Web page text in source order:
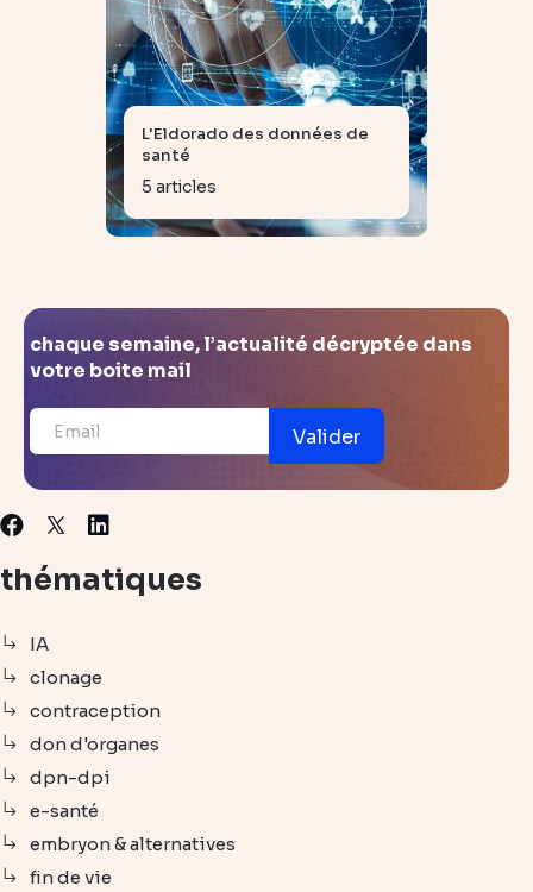
L'Eldorado des données de
santé
5 articles
chaque semaine, l’actualité décryptée dans
votre boite mail
Valider
Facebook
X Linkedin
thématiques
IA
clonage
contraception
don d'organes
dpn-dpi
e-santé
embryon & alternatives
fin de vie